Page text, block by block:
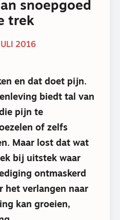
snoepgoed
trek
2016
en dat doet pijn.
biedt tal van
pijn te
of zelfs
Maar lost dat wat
bij uitstek waar
ontmaskerd
het verlangen naar
kan groeien,